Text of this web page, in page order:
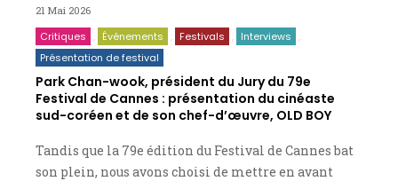
21 Mai 2026
Critiques Événements Festivals
Interviews
Présentation de festival
Park Chan-wook, président du Jury du 79e
Festival de Cannes : présentation du cinéaste
sud-coréen et de son chef-d’œuvre, OLD BOY
Tandis que la 79e édition du Festival de Cannes bat
son plein, nous avons choisi de mettre en avant